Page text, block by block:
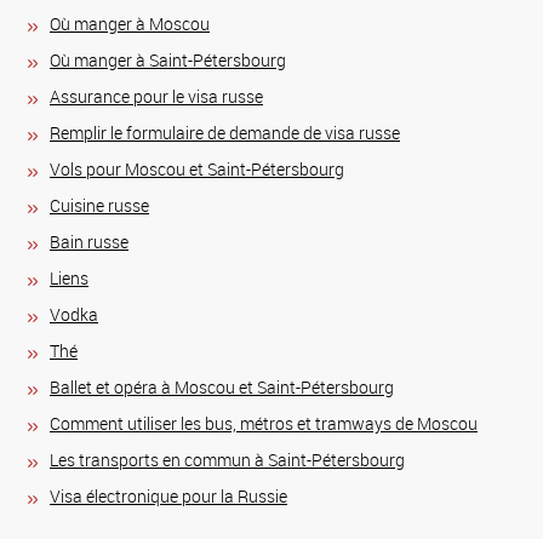
Où manger à Moscou
Où manger à Saint-Pétersbourg
Assurance pour le visa russe
Remplir le formulaire de demande de visa russe
Vols pour Moscou et Saint-Pétersbourg
Сuisine russe
Bain russe
Liens
Vodka
Thé
Ballet et opéra à Moscou et Saint-Pétersbourg
Comment utiliser les bus, métros et tramways de Moscou
Les transports en commun à Saint-Pétersbourg
Visa électronique pour la Russie